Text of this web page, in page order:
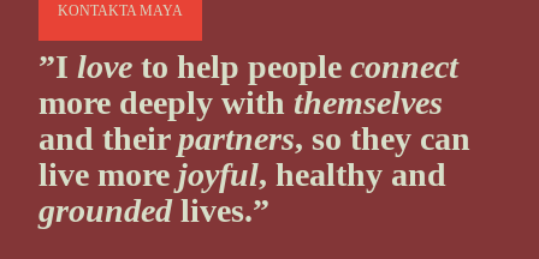
KONTAKTA MAYA
”I love to help people connect
more deeply with themselves
and theirpartners, so they can
live more joyful, healthy and
groundedlives.”